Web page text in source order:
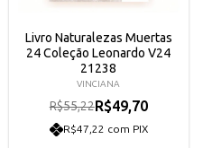
Livro Naturalezas Muertas
24 Coleção Leonardo V24
21238
VINCIANA
R$55,22R$49,70
R$47,22 com PIX